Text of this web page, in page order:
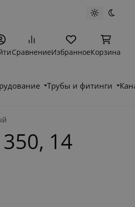
Светлая
СравнениеИзбранноеКорзина
Трубы и фитинги
14